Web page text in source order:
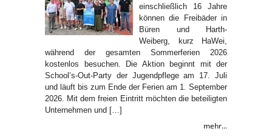
einschließlich 16 Jahre
können die Freibäder in
Büren und Harth-
Weiberg, kurz HaWei,
während der gesamten Sommerferien 2026
kostenlos besuchen. Die Aktion beginnt mit der
School’s-Out-Party der Jugendpflege am 17. Juli
und läuft bis zum Ende der Ferien am 1. September
2026. Mit dem freien Eintritt möchten die beteiligten
Unternehmen und […]
mehr...